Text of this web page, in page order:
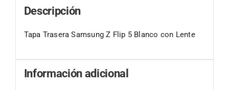
Descripción
Tapa Trasera Samsung Z Flip 5 Blanco con Lente
Información adicional